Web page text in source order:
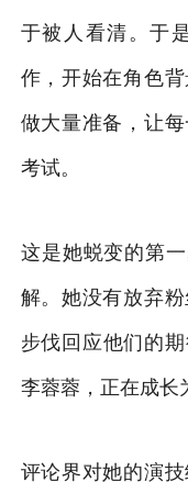
于被人看清。于
作，开始在角色
做大量准备，让
考试。
这是她蜕变的第
解。她没有放弃
步伐回应他们的
李蓉蓉，正在成长
评论界对她的演